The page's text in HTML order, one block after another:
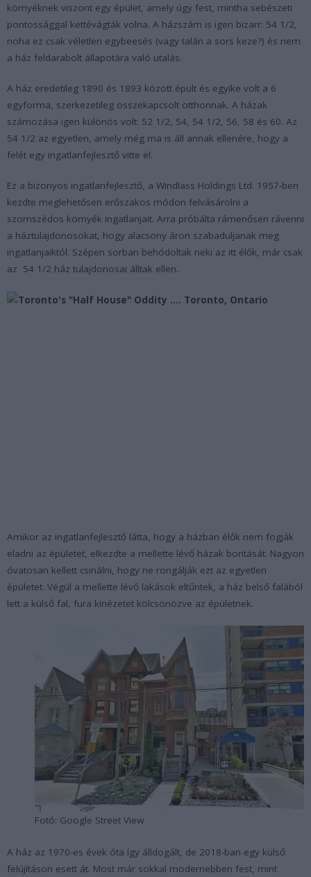
környéknek viszont egy épület, amely úgy fest, mintha sebészeti
pontossággal kettévágták volna. A házszám is igen bizarr: 54 1/2,
noha ez csak véletlen egybeesés (vagy talán a sors keze?) és nem
a ház feldarabolt állapotára való utalás.
A ház eredetileg 1890 és 1893 között épült és egyike volt a 6
egyforma, szerkezetileg összekapcsolt otthonnak. A házak
számozása igen különös volt: 52 1/2, 54, 54 1/2, 56, 58 és 60. Az
54 1/2 az egyetlen, amely még ma is áll annak ellenére, hogy a
felét egy ingatlanfejlesztő vitte el.
Ez a bizonyos ingatlanfejlesztő, a Windlass Holdings Ltd. 1957-ben
kezdte meglehetősen erőszakos módon felvásárolni a
szomszédos környék ingatlanjait. Arra próbálta rámenősen rávenni
a háztulajdonosokat, hogy alacsony áron szabaduljanak meg
ingatlanjaiktól. Szépen sorban behódoltak neki az itt élők, már csak
az 54 1/2 ház tulajdonosai álltak ellen.
Amikor az ingatlanfejlesztő látta, hogy a házban élők nem fogják
eladni az épületet, elkezdte a mellette lévő házak bontását. Nagyon
óvatosan kellett csinálni, hogy ne rongálják ezt az egyetlen
épületet. Végül a mellette lévő lakások eltűntek, a ház belső falából
lett a külső fal, fura kinézetet kölcsönözve az épületnek.
Fotó: Google Street View
A ház az 1970-es évek óta így álldogált, de 2018-ban egy külső
felújításon esett át. Most már sokkal modernebben fest, mint